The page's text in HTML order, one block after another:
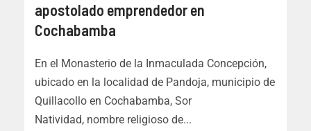
apostolado emprendedor en
Cochabamba
En el Monasterio de la Inmaculada Concepción,
ubicado en la localidad de Pandoja, municipio de
Quillacollo en Cochabamba, Sor
Natividad, nombre religioso de...